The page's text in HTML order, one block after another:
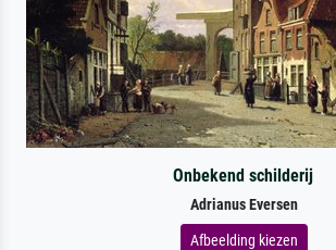
Onbekend schilderij
Adrianus Eversen
Afbeelding kiezen